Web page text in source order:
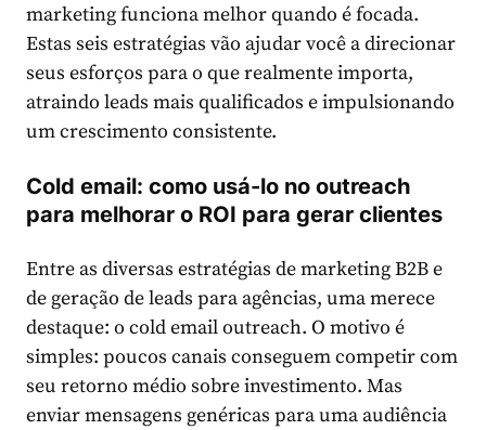
marketing funciona melhor quando é focada.
Estas seis estratégias vão ajudar você a direcionar
seus esforços para o que realmente importa,
atraindo leads mais qualificados e impulsionando
um crescimento consistente.
Cold email: como usá-lo no outreach
para melhorar o ROI para gerar clientes
Entre as diversas estratégias de marketing B2B e
de geração de leads para agências, uma merece
destaque: o cold email outreach. O motivo é
simples: poucos canais conseguem competir com
seu retorno médio sobre investimento. Mas
enviar mensagens genéricas para uma audiência